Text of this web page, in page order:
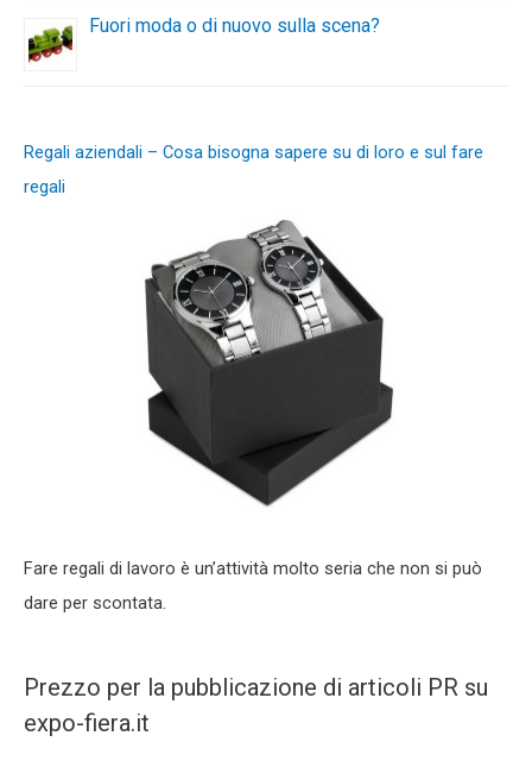
Fuori moda o di nuovo sulla scena?
Regali aziendali – Cosa bisogna sapere su di loro e sul fare
regali
Fare regali di lavoro è un’attività molto seria che non si può
dare per scontata.
Prezzo per la pubblicazione di articoli PR su
expo-fiera.it